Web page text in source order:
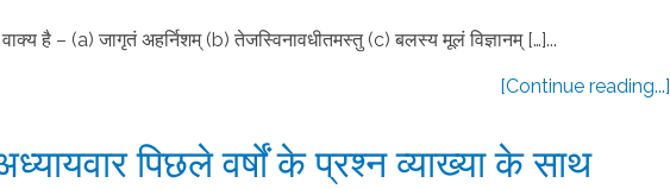
है – (a) जागृतं अहर्निशम् (b) तेजस्विनावधीतमस्तु (c) बलस्य मूलं विज्ञानम् […]...
[Continue reading...]
पिछले वर्षों के प्रश्न व्याख्या के साथ